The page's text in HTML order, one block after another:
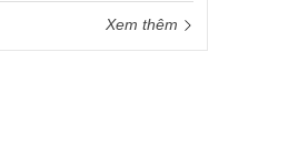
Xem thêm